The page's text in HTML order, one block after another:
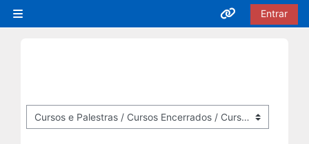
Painel lateralAcesso rápido
Inscrições Abertas
Entrar
Categorias de Cursos